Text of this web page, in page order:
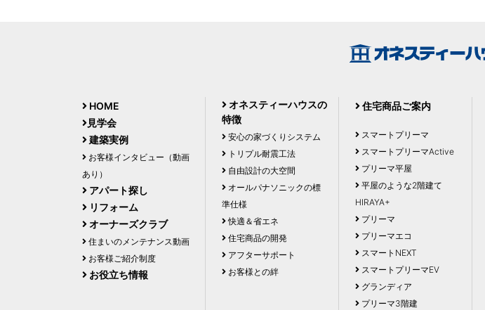
HOME
見学会
建築実例
お客様インタビュー（動画
あり）
アパート探し
リフォーム
オーナーズクラブ
住まいのメンテナンス動画
お客様ご紹介制度
お役立ち情報
オネスティーハウスの
特徴
安心の家づくりシステム
トリプル耐震工法
自由設計の大空間
オールパナソニックの標
準仕様
快適＆省エネ
住宅商品の開発
アフターサポート
お客様との絆
住宅商品ご案内
スマートプリーマ
スマートプリーマActive
プリーマ平屋
平屋のような2階建て
HIRAYA+
プリーマ
プリーマエコ
スマートNEXT
スマートプリーマEV
グランディア
プリーマ3階建